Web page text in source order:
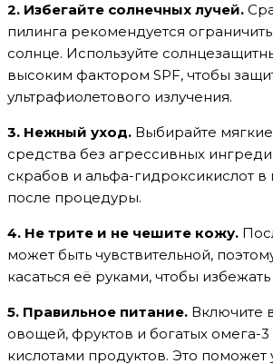
2. Избегайте солнечных лучей.
пилинга рекомендуется
солнце. Используйте
высоким фактором SPF, чтобы
ультрафиолетового излучения.
3. Нежный уход. Выбирайте
средства без агрессивных
скрабов и альфа-гидроксикислот
после процедуры.
4. Не трите и не чешите кожу.
может быть чувствительной,
касаться её руками, чтобы
5. Правильное питание. Включите
овощей, фруктов и богатых омега-
кислотами продуктов. Это поможет